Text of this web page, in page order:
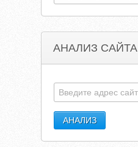
АНАЛИЗ САЙТА